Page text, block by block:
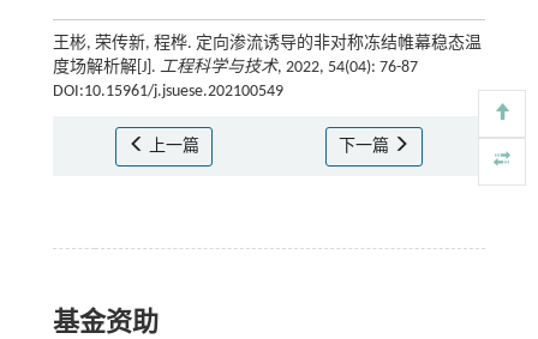
王彬, 荣传新, 程桦. 定向渗流诱导的非对称冻结帷幕稳态温
度场解析解[J]. 工程科学与技术, 2022, 54(04): 76-87
DOI:10.15961/j.jsuese.202100549
上一篇 下一篇
基金资助